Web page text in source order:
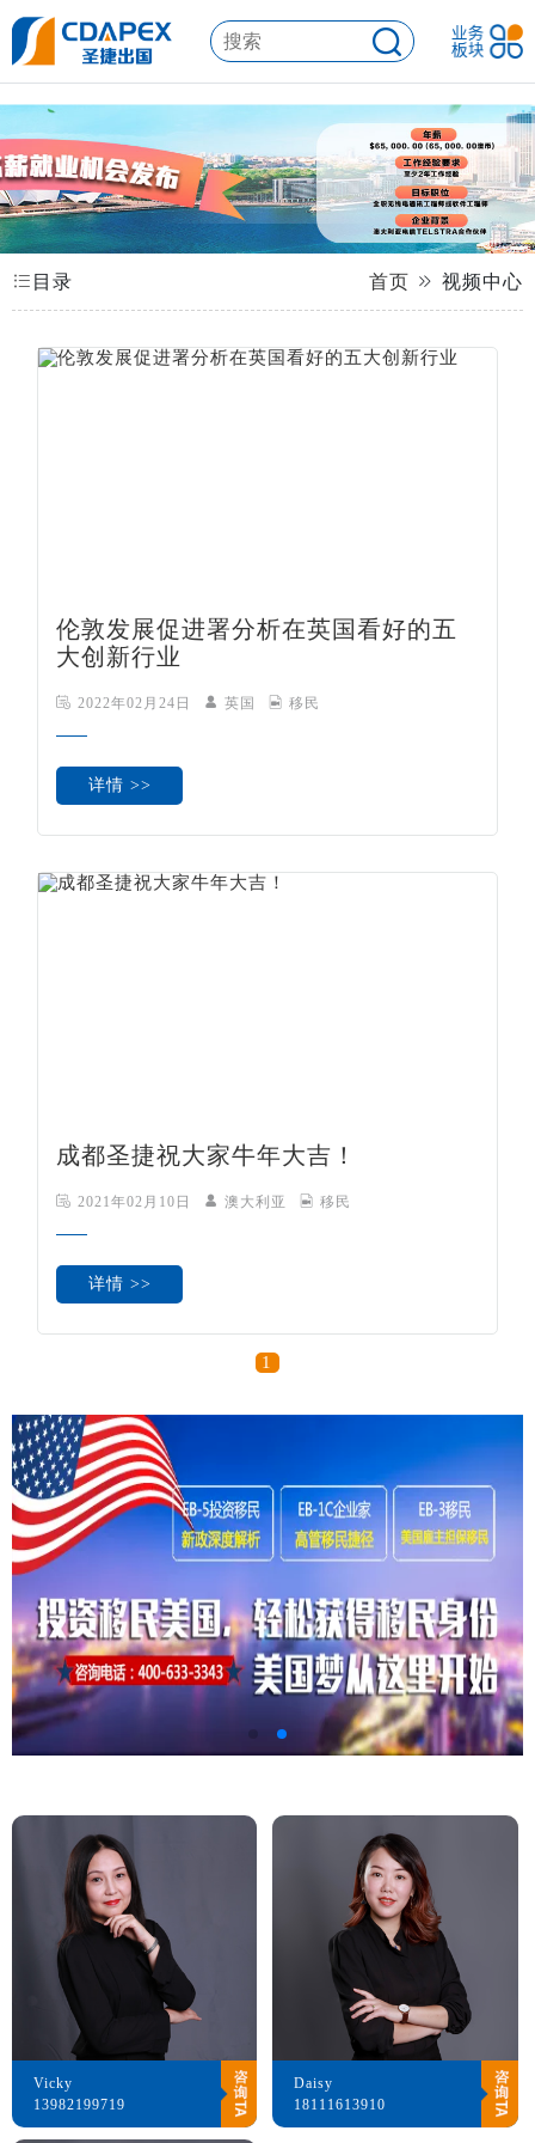
目录 首页 视频中心
伦敦发展促进署分析在英国看好的五
大创新行业
2022年02月24日 英国 移民
详情 >>
成都圣捷祝大家牛年大吉！
2021年02月10日 澳大利亚 移民
详情 >>
1
Vicky
13982199719
Daisy
18111613910